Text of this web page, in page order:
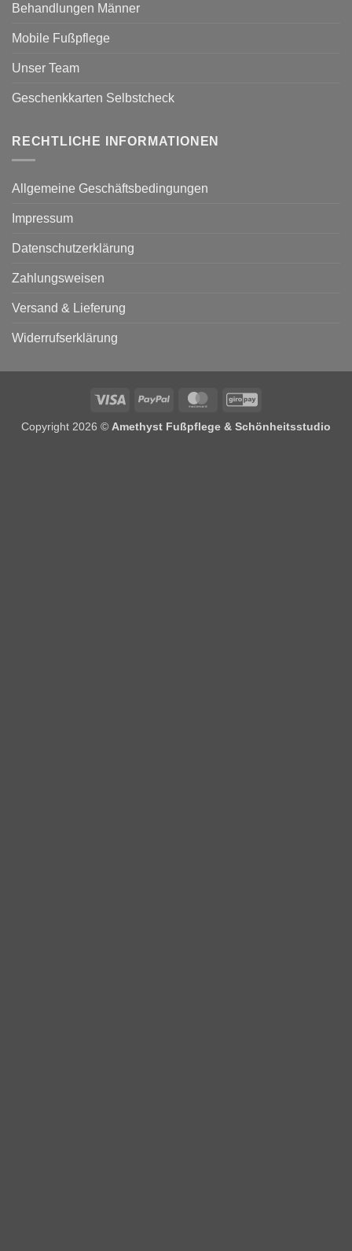
Behandlungen Männer
Mobile Fußpflege
Unser Team
Geschenkkarten Selbstcheck
RECHTLICHE INFORMATIONEN
Allgemeine Geschäftsbedingungen
Impressum
Datenschutzerklärung
Zahlungsweisen
Versand & Lieferung
Widerrufserklärung
Visa PayPal MasterCardGiroPay
Copyright 2026 © Amethyst Fußpflege & Schönheitsstudio